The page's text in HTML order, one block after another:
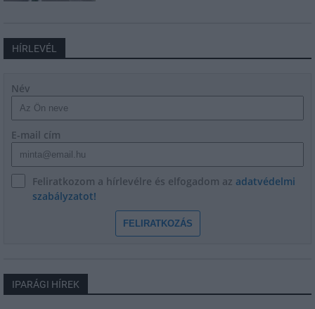
HÍRLEVÉL
Név
E-mail cím
Feliratkozom a hírlevélre és elfogadom az adatvédelmi
szabályzatot!
FELIRATKOZÁS
IPARÁGI HÍREK